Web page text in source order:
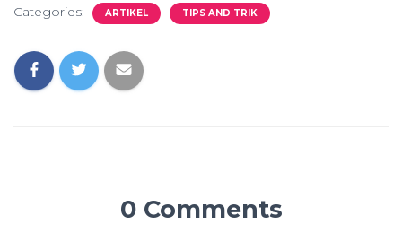
Categories: ARTIKEL TIPS AND TRIK
0 Comments